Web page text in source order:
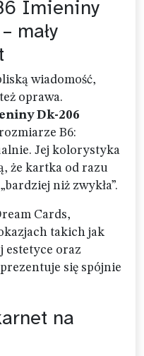
Imieniny
mały
wiadomość,
oprawa.
Dk-206
B6:
Jej kolorystyka
że kartka od razu
niż zwykła”.
Cards,
takich jak
estetyce oraz
się spójnie
na